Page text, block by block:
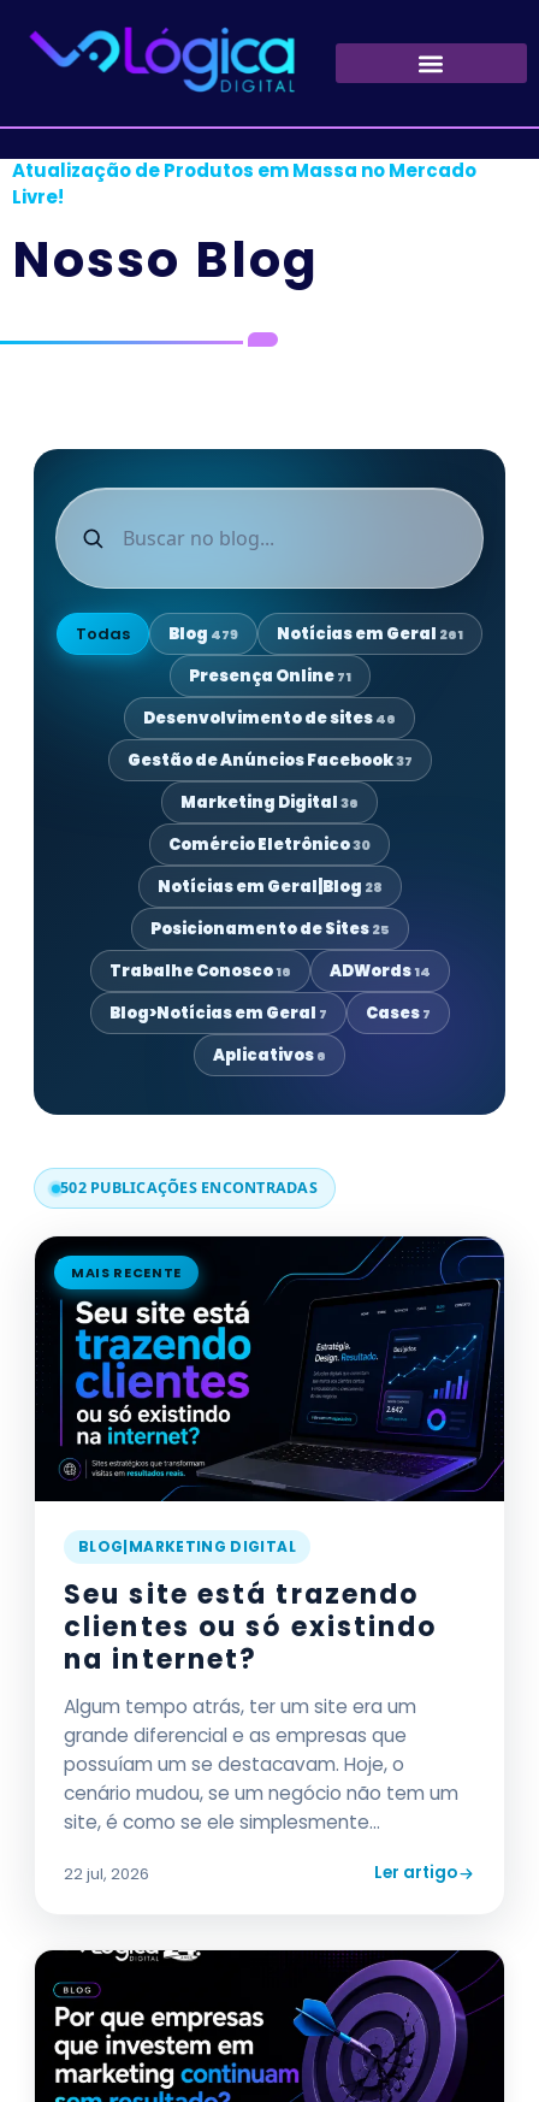
Atualização de Produtos em Massa no Mercado
Livre!
Nosso Blog
Todas Blog 479 Notícias em Geral 261
Presença Online71
Desenvolvimento de sites46
Gestão de Anúncios Facebook37
Marketing Digital36
Comércio Eletrônico30
Notícias em Geral|Blog 28
Posicionamento de Sites25
Trabalhe Conosco16 ADWords14
Blog>Notícias em Geral 7 Cases7
Aplicativos6
502 PUBLICAÇÕES ENCONTRADAS
MAIS RECENTE
BLOG|MARKETING DIGITAL
Seu site está trazendo
clientes ou só existindo
na internet?
Algum tempo atrás, ter um site era um
grande diferencial e as empresas que
possuíam um se destacavam. Hoje, o
cenário mudou, se um negócio não tem um
site, é como se ele simplesmente...
22 jul, 2026 Ler artigo